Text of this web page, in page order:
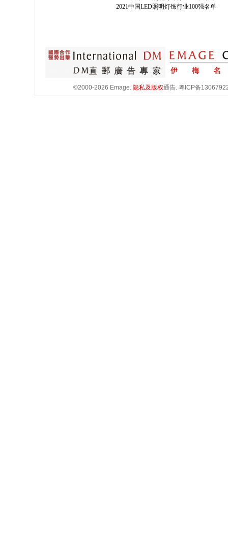
2021中国LED照明灯饰行业100强名单
©2000-2026 Emage. 隐私及版权通告. 粤ICP备